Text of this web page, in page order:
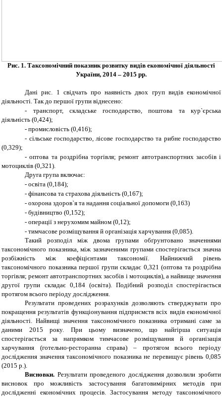
Рис. 1. Таксономічний показник розвитку видів економічної діяльності
України, 2014 – 2015 рр.
Дані рис. 1 свідчать про наявність двох груп видів економічної
діяльності. Так до першої групи віднесено:
-
транспорт, складське господарство, поштова та кур`єрська
діяльність (0,424);
- промисловість (0,416);
- сільське господарство, лісове господарство та рибне господарство
(0,329);
- оптова та роздрібна торгівля; ремонт автотранспортних засобів і
мотоциклів (0,321).
Друга група включає:
- освіта (0,184);
- фінансова та страхова діяльність (0,167);
- охорона здоров`я та надання соціальної допомоги (0,163)
- будівництво (0,152);
- операції з нерухомим майном (0,12);
- тимчасове розміщування й організація харчування (0,085).
Такий розподіл між двома групами обґрунтовано значеннями
таксономічного показника, між зазначеними групами спостерігається значна
розбіжність між коефіцієнтами таксономії. Найнижчий рівень
таксономічного показника першої групи складає 0,321 (оптова та роздрібна
торгівля; ремонт автотранспортних засобів і мотоциклів), а найвище значення
другої групи складає 0,184 (освіта). Подібний розподіл спостерігається
протягом всього періоду дослідження.
Результати проведених розрахунків дозволяють стверджувати про
покращення результатів функціонування підприємств всіх видів економічної
діяльності. Найвищі значення таксономічного показника отримані саме за
даними 2015 року. При цьому визначено, що найгірша ситуація
спостерігається за напрямком тимчасове розміщування й організація
харчування (готельно-ресторанна справа) – протягом всього періоду
дослідження значення таксономічного показника не перевищує рівень 0,085
(2015 р.).
Висновки. Результати проведеного дослідження дозволили зробити
висновок про можливість застосування багатовимірних методів при
дослідженні економічних процесів. Застосування методу таксономічного